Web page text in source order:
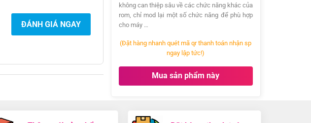
ĐÁNH GIÁ NGAY
không can thiệp sâu về các chức năng khác của
rom, chỉ mod lại một số chức năng để phù hợp
cho máy …
(Đặt hàng nhanh quét mã qr thanh toán nhận sp
ngay lập tức!)
Mua sản phẩm này